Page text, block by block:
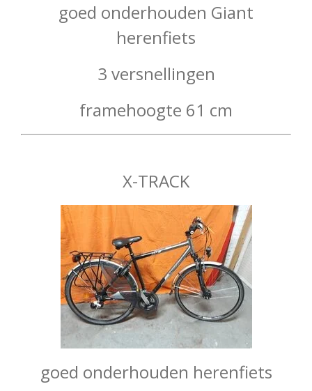
goed onderhouden Giant
herenfiets
3 versnellingen
framehoogte 61 cm
X-TRACK
goed onderhouden herenfiets